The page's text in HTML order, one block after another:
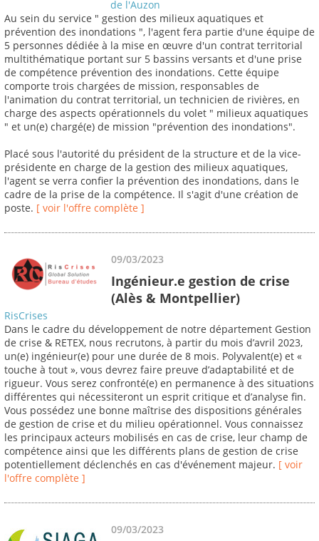
de l'Auzon
Au sein du service " gestion des milieux aquatiques et
prévention des inondations ", l'agent fera partie d'une équipe de
5 personnes dédiée à la mise en œuvre d'un contrat territorial
multithématique portant sur 5 bassins versants et d'une prise
de compétence prévention des inondations. Cette équipe
comporte trois chargées de mission, responsables de
l'animation du contrat territorial, un technicien de rivières, en
charge des aspects opérationnels du volet " milieux aquatiques
" et un(e) chargé(e) de mission "prévention des inondations".
Placé sous l'autorité du président de la structure et de la vice-
présidente en charge de la gestion des milieux aquatiques,
l'agent se verra confier la prévention des inondations, dans le
cadre de la prise de la compétence. Il s'agit d'une création de
poste. [ voir l'offre complète ]
09/03/2023
Ingénieur.e gestion de crise
(Alès & Montpellier)
RisCrises
Dans le cadre du développement de notre département Gestion
de crise & RETEX, nous recrutons, à partir du mois d’avril 2023,
un(e) ingénieur(e) pour une durée de 8 mois. Polyvalent(e) et «
touche à tout », vous devrez faire preuve d’adaptabilité et de
rigueur. Vous serez confronté(e) en permanence à des situations
différentes qui nécessiteront un esprit critique et d’analyse fin.
Vous possédez une bonne maîtrise des dispositions générales
de gestion de crise et du milieu opérationnel. Vous connaissez
les principaux acteurs mobilisés en cas de crise, leur champ de
compétence ainsi que les différents plans de gestion de crise
potentiellement déclenchés en cas d'événement majeur. [ voir
l'offre complète ]
09/03/2023